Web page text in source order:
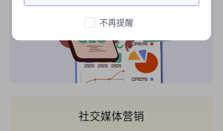
社交媒体营销
不再提醒